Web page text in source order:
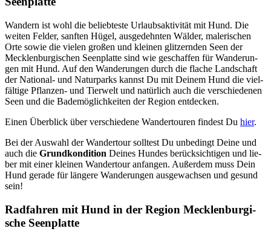
Wan­dern ist wohl die belieb­tes­te Urlaubs­ak­ti­vi­tät mit Hund. Die
wei­ten Fel­der, sanf­ten Hügel, aus­ge­dehn­ten Wäl­der, male­ri­schen
Orte sowie die vie­len gro­ßen und klei­nen glit­zern­den Seen der
Meck­len­bur­gi­schen Seen­plat­te sind wie geschaf­fen für Wan­de­run­
gen mit Hund. Auf den Wan­de­run­gen durch die fla­che Land­schaft
der Natio­nal- und Natur­parks kannst Du mit Dei­nem Hund die viel­
fäl­ti­ge Pflan­zen- und Tier­welt und natür­lich auch die ver­schie­de­nen
Seen und die Bade­mög­lich­kei­ten der Regi­on ent­de­cken.
Einen Über­blick über ver­schie­de­ne Wan­der­tou­ren fin­dest Du hier.
Bei der Aus­wahl der Wan­der­tour soll­test Du unbe­dingt Dei­ne und
auch die Grund­kon­di­ti­on Dei­nes Hun­des berück­sich­ti­gen und lie­
ber mit einer klei­nen Wan­der­tour anfan­gen. Außer­dem muss Dein
Hund gera­de für län­ge­re Wan­de­run­gen aus­ge­wach­sen und gesund
sein!
Rad­fah­ren mit Hund in der Regi­on Meck­len­bur­gi­
sche Seen­plat­te